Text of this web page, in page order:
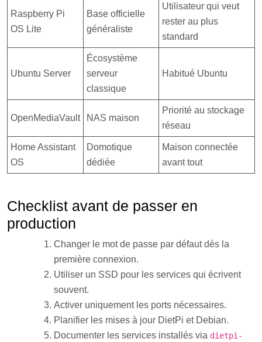
Raspberry Pi
OS Lite
Base officielle
généraliste
Utilisateur qui veut
rester au plus
standard
Ubuntu Server
Écosystème
serveur
classique
Habitué Ubuntu
OpenMediaVault NAS maison
Priorité au stockage
réseau
Home Assistant
OS
Domotique
dédiée
Maison connectée
avant tout
Checklist avant de passer en
production
Changer le mot de passe par défaut dès la
première connexion.
Utiliser un SSD pour les services qui écrivent
souvent.
Activer uniquement les ports nécessaires.
Planifier les mises à jour DietPi et Debian.
Documenter les services installés via dietpi-